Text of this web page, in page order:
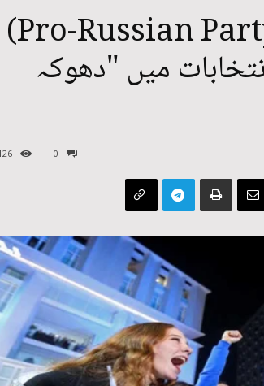
جارجیا: پرو روسی پارٹی(Pro-Russian Party)
میں "دھوکہ
0